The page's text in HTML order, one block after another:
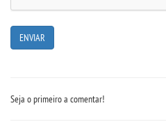
OUVIDORIA
Seja o primeiro a comentar!